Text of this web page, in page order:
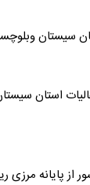
سیستان
استان
پایانه مرزی